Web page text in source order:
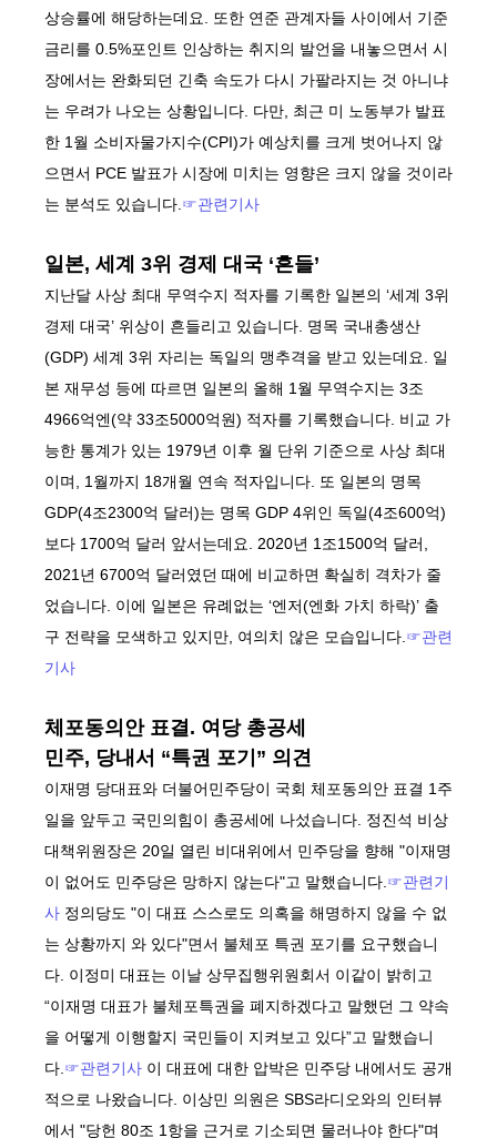
상승률에 해당하는데요. 또한 연준 관계자들 사이에서 기준
금리를 0.5%포인트 인상하는 취지의 발언을 내놓으면서 시
장에서는 완화되던 긴축 속도가 다시 가팔라지는 것 아니냐
는 우려가 나오는 상황입니다. 다만, 최근 미 노동부가 발표
한 1월 소비자물가지수(CPI)가 예상치를 크게 벗어나지 않
으면서 PCE 발표가 시장에 미치는 영향은 크지 않을 것이라
는 분석도 있습니다. ☞관련기사
일본, 세계 3위 경제 대국 ‘흔들’
지난달 사상 최대 무역수지 적자를 기록한 일본의 ‘세계 3위
경제 대국’ 위상이 흔들리고 있습니다. 명목 국내총생산
(GDP) 세계 3위 자리는 독일의 맹추격을 받고 있는데요. 일
본 재무성 등에 따르면 일본의 올해 1월 무역수지는 3조
4966억엔(약 33조5000억원) 적자를 기록했습니다. 비교 가
능한 통계가 있는 1979년 이후 월 단위 기준으로 사상 최대
이며, 1월까지 18개월 연속 적자입니다. 또 일본의 명목
GDP(4조2300억 달러)는 명목 GDP 4위인 독일(4조600억)
보다 1700억 달러 앞서는데요. 2020년 1조1500억 달러,
2021년 6700억 달러였던 때에 비교하면 확실히 격차가 줄
었습니다. 이에 일본은 유례없는 ‘엔저(엔화 가치 하락)’ 출
구 전략을 모색하고 있지만, 여의치 않은 모습입니다. ☞관련
기사
체포동의안 표결. 여당 총공세
민주, 당내서 “특권 포기” 의견
이재명 당대표와 더불어민주당이 국회 체포동의안 표결 1주
일을 앞두고 국민의힘이 총공세에 나섰습니다. 정진석 비상
대책위원장은 20일 열린 비대위에서 민주당을 향해 "이재명
이 없어도 민주당은 망하지 않는다"고 말했습니다. ☞관련기
사 정의당도 "이 대표 스스로도 의혹을 해명하지 않을 수 없
는 상황까지 와 있다"면서 불체포 특권 포기를 요구했습니
다. 이정미 대표는 이날 상무집행위원회서 이같이 밝히고
“이재명 대표가 불체포특권을 폐지하겠다고 말했던 그 약속
을 어떻게 이행할지 국민들이 지켜보고 있다”고 말했습니
다. ☞관련기사 이 대표에 대한 압박은 민주당 내에서도 공개
적으로 나왔습니다. 이상민 의원은 SBS라디오와의 인터뷰
에서 "당헌 80조 1항을 근거로 기소되면 물러나야 한다"며